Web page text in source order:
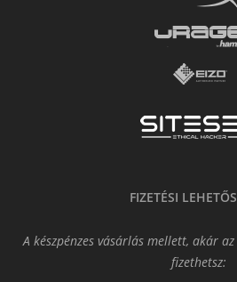
FIZETÉSI
A készpénzes vásárlás mellett, akár
fizethetsz: